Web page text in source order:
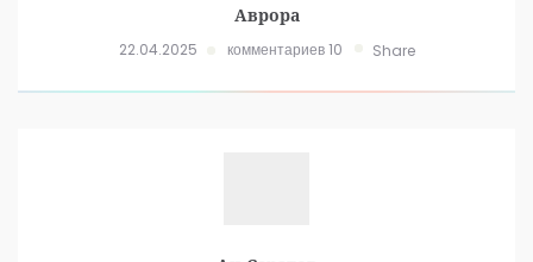
Аврора
22.04.2025 комментариев 10 Share